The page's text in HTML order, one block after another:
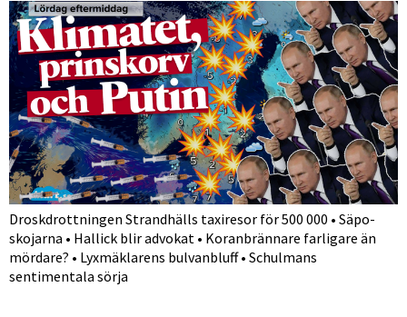
Droskdrottningen Strandhälls taxiresor för 500 000 • Säpo-
skojarna • Hallick blir advokat • Koranbrännare farligare än
mördare? • Lyxmäklarens bulvanbluff • Schulmans
sentimentala sörja